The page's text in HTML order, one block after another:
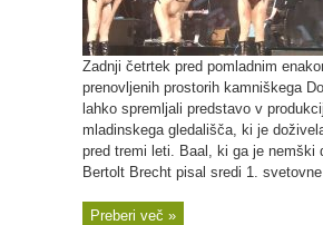
Zadnji četrtek pred pomladnim
prenovljenih prostorih kamniškega
lahko spremljali predstavo v
mladinskega gledališča, ki je
pred tremi leti. Baal, ki ga je nemški
Bertolt Brecht pisal sredi 1.
Preberi več »